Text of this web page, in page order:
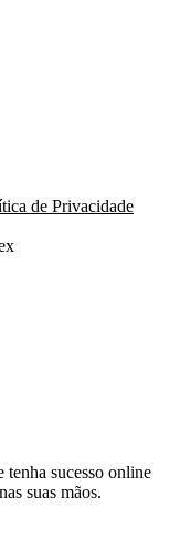
de Privacidade
sucesso online
suas mãos.